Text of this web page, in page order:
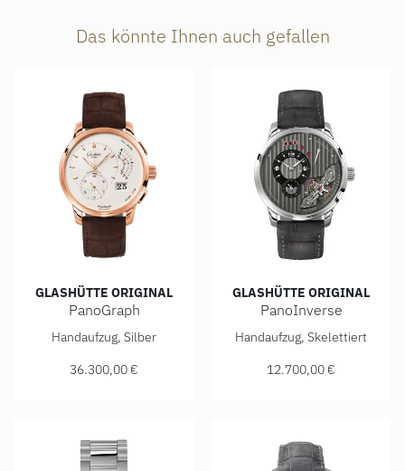
Das könnte Ihnen auch gefallen
GLASHÜTTE ORIGINAL
PanoGraph
Glashütte Original PanoGraph, Ref: 1-61-03-25-15-05,
Handaufzug, Silber
36.300,00 €
GLASHÜTTE ORIGINAL
PanoInverse
Glashütte Original
Handaufzug, Skelettiert
12.700,00 €